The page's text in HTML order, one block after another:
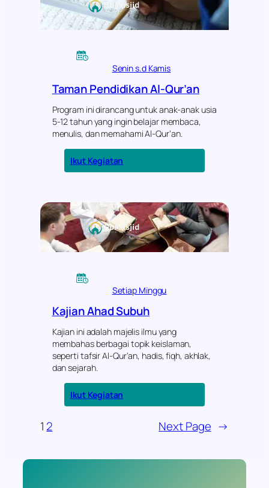
J
u
m
Senin s.d Kamis
Taman Pendidikan Al-Qur’an
Program ini dirancang untuk anak-anak usia
5-12 tahun yang ingin belajar membaca,
menulis, dan memahami Al-Qur’an.
Ikut Kegiatan
Taman
Qur’an
Setiap Minggu
Kajian Ahad Subuh
Kajian ini adalah majelis ilmu yang
membahas berbagai topik keislaman,
seperti tafsir Al-Qur’an, hadis, fiqh, akhlak,
dan sejarah.
Ikut Kegiatan
Kajian
1 2 Next Page →